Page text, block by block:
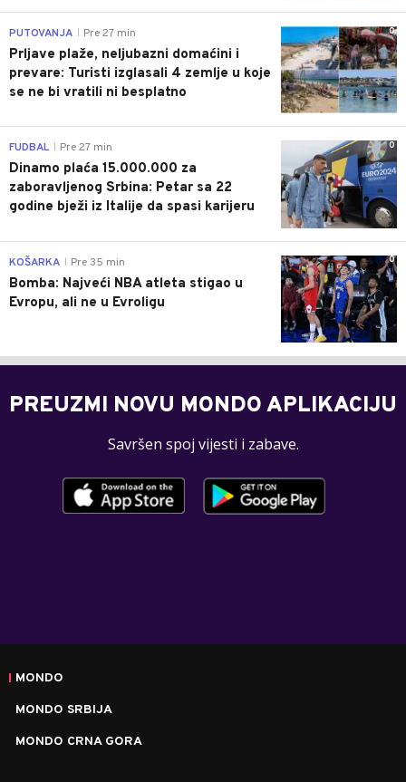
0
PUTOVANJA Pre 27 min
Prljave plaže, neljubazni domaćini i
prevare: Turisti izglasali 4 zemlje u koje
se ne bi vratili ni besplatno
0
FUDBAL Pre 27 min
Dinamo plaća 15.000.000 za
zaboravljenog Srbina: Petar sa 22
godine bježi iz Italije da spasi karijeru
0
KOŠARKA Pre 35 min
Bomba: Najveći NBA atleta stigao u
Evropu, ali ne u Evroligu
PREUZMI NOVU MONDO APLIKACIJU
Savršen spoj vijesti i zabave.
MONDO
MONDO SRBIJA
MONDO CRNA GORA